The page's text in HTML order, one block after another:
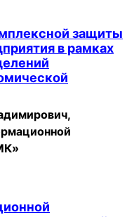
защиты
в рамках